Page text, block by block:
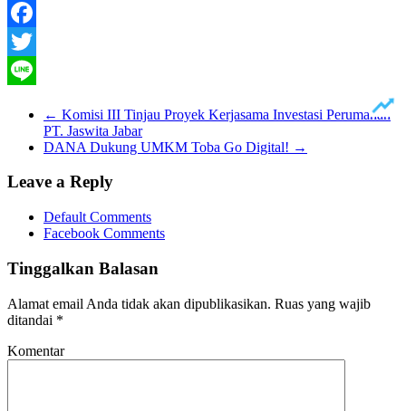
Facebook
Twitter
← Komisi III Tinjau Proyek Kerjasama Investasi Perumahan
PT. Jaswita Jabar
DANA Dukung UMKM Toba Go Digital! →
Leave a Reply
Default Comments
Facebook Comments
Tinggalkan Balasan
Alamat email Anda tidak akan dipublikasikan. Ruas yang wajib
ditandai *
Komentar